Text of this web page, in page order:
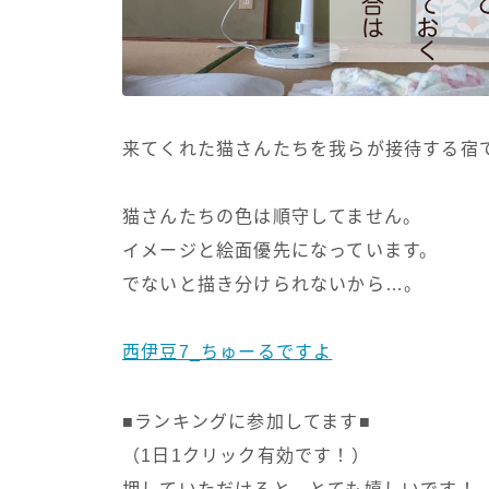
来てくれた猫さんたちを我らが接待する宿
猫さんたちの色は順守してません。
イメージと絵面優先になっています。
でないと描き分けられないから…。
西伊豆7_ちゅーるですよ
■ランキングに参加してます■
（1日1クリック有効です！）